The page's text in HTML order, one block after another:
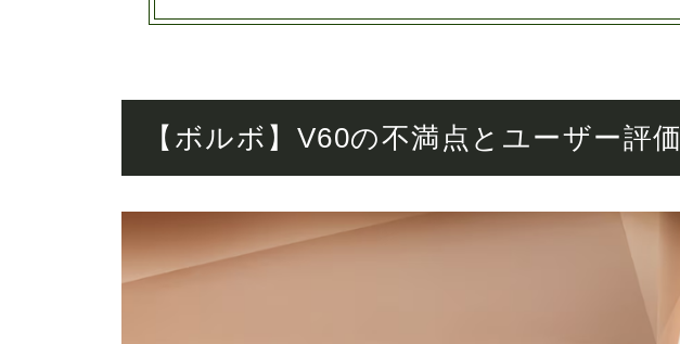
【ボルボ】V60の不満点とユーザー評価